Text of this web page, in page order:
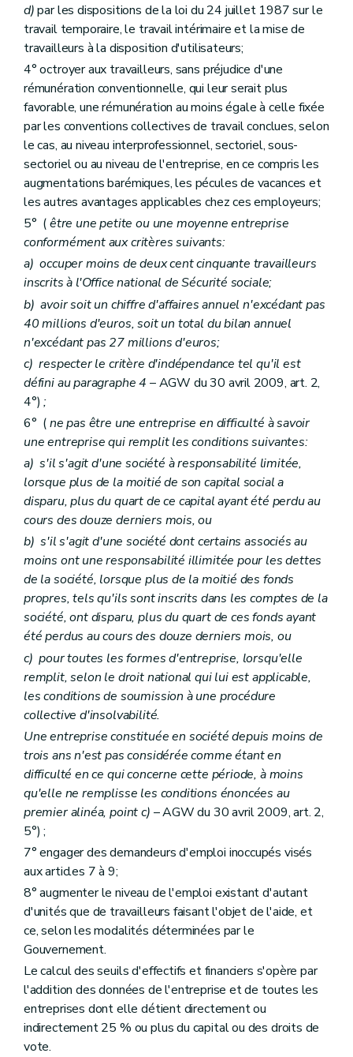
d)par les dispositions de la loi du 24 juillet 1987 sur le
travail temporaire, le travail intérimaire et la mise de
travailleurs à la disposition d'utilisateurs;
4° octroyer aux travailleurs, sans préjudice d'une
rémunération conventionnelle, qui leur serait plus
favorable, une rémunération au moins égale à celle fixée
par les conventions collectives de travail conclues, selon
le cas, au niveau interprofessionnel, sectoriel, sous-
sectoriel ou au niveau de l'entreprise, en ce compris les
augmentations barémiques, les pécules de vacances et
les autres avantages applicables chez ces employeurs;
5° (être une petite ou une moyenne entreprise
conformément aux critères suivants:
a) occuper moins de deux cent cinquante travailleurs
inscrits à l'Office national de Sécurité sociale;
b) avoir soit un chiffre d'affaires annuel n'excédant pas
40 millions d'euros, soit un total du bilan annuel
n'excédant pas 27 millions d'euros;
c) respecter le critère d'indépendance tel qu'il est
défini au paragraphe 4 – AGW du 30 avril 2009, art. 2,
4°);
6° (ne pas être une entreprise en difficulté à savoir
une entreprise qui remplit les conditions suivantes:
a) s'il s'agit d'une société à responsabilité limitée,
lorsque plus de la moitié de son capital social a
disparu, plus du quart de ce capital ayant été perdu au
cours des douze derniers mois, ou
b) s'il s'agit d'une société dont certains associés au
moins ont une responsabilité illimitée pour les dettes
de la société, lorsque plus de la moitié des fonds
propres, tels qu'ils sont inscrits dans les comptes de la
société, ont disparu, plus du quart de ces fonds ayant
été perdus au cours des douze derniers mois, ou
c) pour toutes les formes d'entreprise, lorsqu'elle
remplit, selon le droit national qui lui est applicable,
les conditions de soumission à une procédure
collective d'insolvabilité.
Une entreprise constituée en société depuis moins de
trois ans n'est pas considérée comme étant en
difficulté en ce qui concerne cette période, à moins
qu'elle ne remplisse les conditions énoncées au
premier alinéa, pointc) – AGW du 30 avril 2009, art. 2,
5°) ;
7° engager des demandeurs d'emploi inoccupés visés
aux articles 7 à 9;
8° augmenter le niveau de l'emploi existant d'autant
d'unités que de travailleurs faisant l'objet de l'aide, et
ce, selon les modalités déterminées par le
Gouvernement.
Le calcul des seuils d'effectifs et financiers s'opère par
l'addition des données de l'entreprise et de toutes les
entreprises dont elle détient directement ou
indirectement 25 % ou plus du capital ou des droits de
vote.